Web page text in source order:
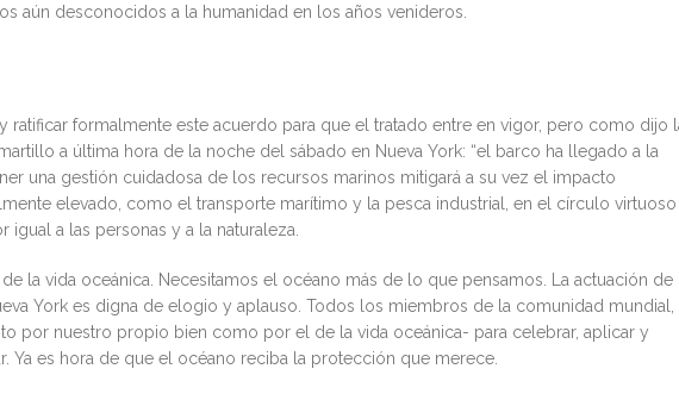
aún desconocidos a la humanidad en los años venideros.
ratificar formalmente este acuerdo para que el tratado entre en vigor, pero como dijo
a última hora de la noche del sábado en Nueva York: “el barco ha llegado a la
una gestión cuidadosa de los recursos marinos mitigará a su vez el impacto
elevado, como el transporte marítimo y la pesca industrial, en el círculo virtuoso
a las personas y a la naturaleza.
la vida oceánica. Necesitamos el océano más de lo que pensamos. La actuación de
York es digna de elogio y aplauso. Todos los miembros de la comunidad mundial,
por nuestro propio bien como por el de la vida oceánica- para celebrar, aplicar y
Ya es hora de que el océano reciba la protección que merece.